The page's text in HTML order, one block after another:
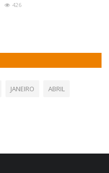
426
JANEIRO ABRIL